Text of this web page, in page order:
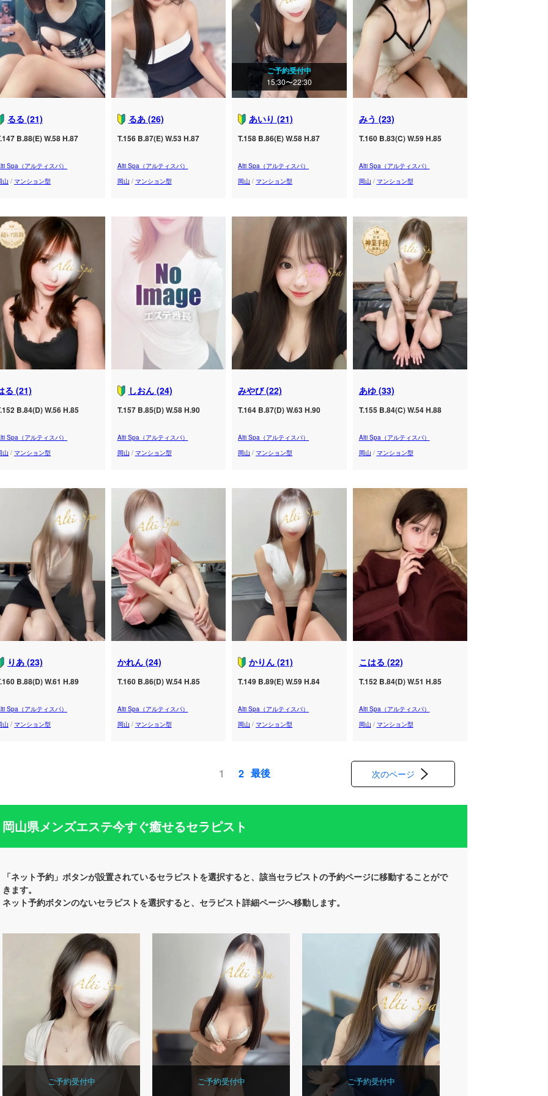
るる (21)
B.88(E) W.58 H.87
Spa（アルティスパ）
山 / マンション型
るあ (26)
T.156 B.87(E) W.53 H.87
Alti Spa（アルティスパ）
岡山 / マンション型
ご予約受付中
15:30〜22:30
あいり (21)
T.158 B.86(E) W.58 H.87
Alti Spa（アルティスパ）
岡山 / マンション型
みう (23)
T.160 B.83(C) W.59 H.85
Alti Spa（アルティスパ）
岡山 / マンション型
る (21)
B.84(D) W.56 H.85
Spa（アルティスパ）
山 / マンション型
しおん (24)
T.157 B.85(D) W.58 H.90
Alti Spa（アルティスパ）
岡山 / マンション型
みやび (22)
T.164 B.87(D) W.63 H.90
Alti Spa（アルティスパ）
岡山 / マンション型
あゆ (33)
T.155 B.84(C) W.54 H.88
Alti Spa（アルティスパ）
岡山 / マンション型
りあ (23)
B.88(D) W.61 H.89
Spa（アルティスパ）
山 / マンション型
かれん (24)
T.160 B.86(D) W.54 H.85
Alti Spa（アルティスパ）
岡山 / マンション型
かりん (21)
T.149 B.89(E) W.59 H.84
Alti Spa（アルティスパ）
岡山 / マンション型
こはる (22)
T.152 B.84(D) W.51 H.85
Alti Spa（アルティスパ）
岡山 / マンション型
1 2 次のページ
最後
岡山県メンズエステ今すぐ癒せるセラピスト
「ネット予約」ボタンが設置されているセラピストを選択すると、該当セラピストの予約ページに移動することがで
きます。
ネット予約ボタンのないセラピストを選択すると、セラピスト詳細ページへ移動します。
ご予約受付中
ご予約受付中
ご予約受付中